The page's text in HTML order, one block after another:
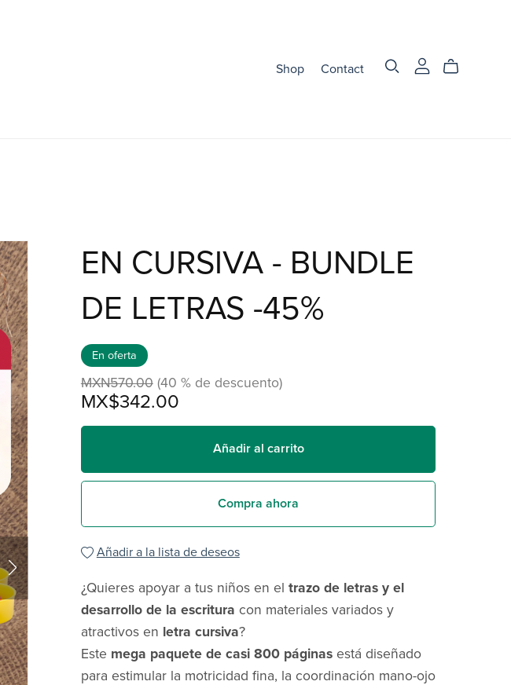
Shop Contact
EN CURSIVA - BUNDLE
DE LETRAS -45%
En oferta
MXN570.00 (40 % de descuento)
MX$342.00
Añadir al carrito
Compra ahora
Añadir a la lista de deseos
¿Quieres apoyar a tus niños en el trazo de letras y el
desarrollo de la escritura con materiales variados y
atractivos en letra cursiva?
Este mega paquete de casi 800 páginasestá diseñado
para estimular la motricidad fina, la coordinación mano-ojo